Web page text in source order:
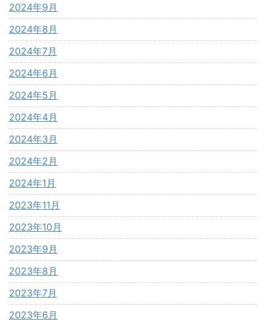
2024年9月
2024年8月
2024年7月
2024年6月
2024年5月
2024年4月
2024年3月
2024年2月
2024年1月
2023年11月
2023年10月
2023年9月
2023年8月
2023年7月
2023年6月